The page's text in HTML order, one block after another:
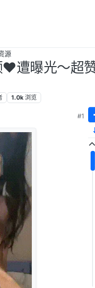
源
❤️遭曝光～超
1.0k 浏览
#1